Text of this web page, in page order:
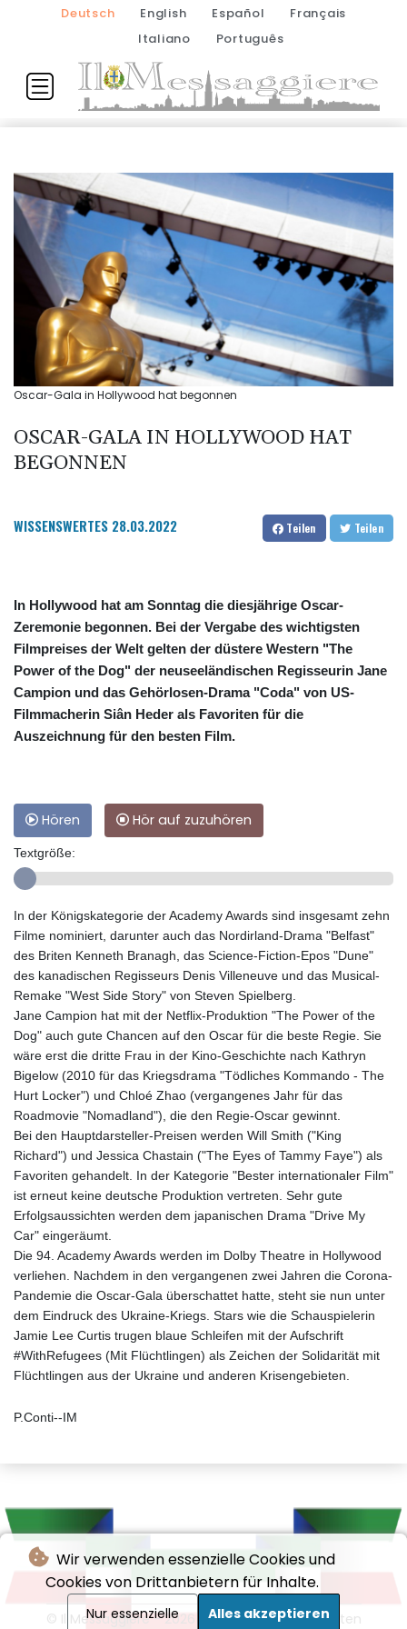
Wir verwenden essenzielle Cookies und
Cookies von Drittanbietern für Inhalte.
Nur essenzielle Alles akzeptieren
Deutsch English Español
Français
Italiano
Português
Oscar-Gala in Hollywood hat begonnen
OSCAR-GALA IN HOLLYWOOD HAT
BEGONNEN
WISSENSWERTES 28.03.2022 Teilen Teilen
In Hollywood hat am Sonntag die diesjährige Oscar-
Zeremonie begonnen. Bei der Vergabe des wichtigsten
Filmpreises der Welt gelten der düstere Western "The
Power of the Dog" der neuseeländischen Regisseurin Jane
Campion und das Gehörlosen-Drama "Coda" von US-
Filmmacherin Siân Heder als Favoriten für die
Auszeichnung für den besten Film.
Hören Hör auf zuzuhören
Textgröße:
In der Königskategorie der Academy Awards sind insgesamt zehn
Filme nominiert, darunter auch das Nordirland-Drama "Belfast"
des Briten Kenneth Branagh, das Science-Fiction-Epos "Dune"
des kanadischen Regisseurs Denis Villeneuve und das Musical-
Remake "West Side Story" von Steven Spielberg.
Jane Campion hat mit der Netflix-Produktion "The Power of the
Dog" auch gute Chancen auf den Oscar für die beste Regie. Sie
wäre erst die dritte Frau in der Kino-Geschichte nach Kathryn
Bigelow (2010 für das Kriegsdrama "Tödliches Kommando - The
Hurt Locker") und Chloé Zhao (vergangenes Jahr für das
Roadmovie "Nomadland"), die den Regie-Oscar gewinnt.
Bei den Hauptdarsteller-Preisen werden Will Smith ("King
Richard") und Jessica Chastain ("The Eyes of Tammy Faye") als
Favoriten gehandelt. In der Kategorie "Bester internationaler Film"
ist erneut keine deutsche Produktion vertreten. Sehr gute
Erfolgsaussichten werden dem japanischen Drama "Drive My
Car" eingeräumt.
Die 94. Academy Awards werden im Dolby Theatre in Hollywood
verliehen. Nachdem in den vergangenen zwei Jahren die Corona-
Pandemie die Oscar-Gala überschattet hatte, steht sie nun unter
dem Eindruck des Ukraine-Kriegs. Stars wie die Schauspielerin
Jamie Lee Curtis trugen blaue Schleifen mit der Aufschrift
#WithRefugees (Mit Flüchtlingen) als Zeichen der Solidarität mit
Flüchtlingen aus der Ukraine und anderen Krisengebieten.
P.Conti--IM
© Il Messaggiere - 2026 - Alle Rechte vorbehalten